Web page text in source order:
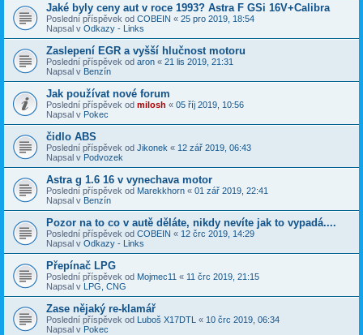
Jaké byly ceny aut v roce 1993? Astra F GSi 16V+Calibra
Poslední příspěvek od COBEIN « 25 pro 2019, 18:54
Napsal v Odkazy - Links
Zaslepení EGR a vyšší hlučnost motoru
Poslední příspěvek od aron « 21 lis 2019, 21:31
Napsal v Benzín
Jak používat nové forum
Poslední příspěvek od milosh « 05 říj 2019, 10:56
Napsal v Pokec
čidlo ABS
Poslední příspěvek od Jikonek « 12 zář 2019, 06:43
Napsal v Podvozek
Astra g 1.6 16 v vynechava motor
Poslední příspěvek od Marekkhorn « 01 zář 2019, 22:41
Napsal v Benzín
Pozor na to co v autě děláte, nikdy nevíte jak to vypadá....
Poslední příspěvek od COBEIN « 12 črc 2019, 14:29
Napsal v Odkazy - Links
Přepínač LPG
Poslední příspěvek od Mojmec11 « 11 črc 2019, 21:15
Napsal v LPG, CNG
Zase nějaký re-klamář
Poslední příspěvek od Luboš X17DTL « 10 črc 2019, 06:34
Napsal v Pokec